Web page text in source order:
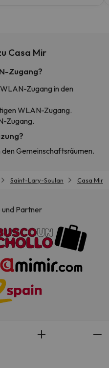
Casa Mir
Zugang?
Zugang in den
WLAN-Zugang.
Zugang.
Gemeinschaftsräumen.
Saint-Lary-Soulan Casa Mir
Partner